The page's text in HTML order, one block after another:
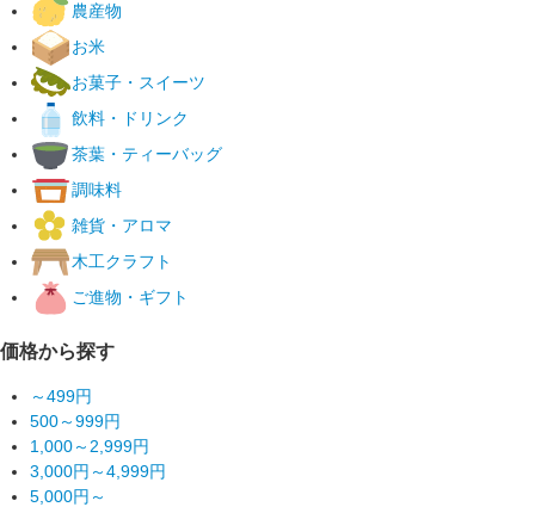
農産物
お米
お菓子・スイーツ
飲料・ドリンク
茶葉・ティーバッグ
調味料
雑貨・アロマ
木工クラフト
ご進物・ギフト
価格から探す
～499円
500～999円
1,000～2,999円
3,000円～4,999円
5,000円～